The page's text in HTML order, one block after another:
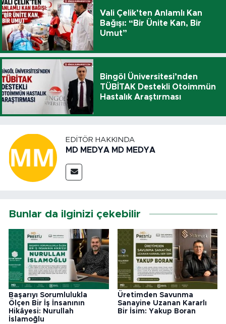
Vali Çelik’ten Anlamlı Kan
Bağışı: “Bir Ünite Kan, Bir
Umut”
Bingöl Üniversitesi’nden
TÜBİTAK Destekli Otoimmün
Hastalık Araştırması
EDITÖR HAKKINDA
MD MEDYA MD MEDYA
Bunlar da ilginizi çekebilir
Başarıyı Sorumlulukla
Ölçen Bir İş İnsanının
Hikâyesi: Nurullah
İslamoğlu
Üretimden Savunma
Sanayine Uzanan Kararlı
Bir İsim: Yakup Boran